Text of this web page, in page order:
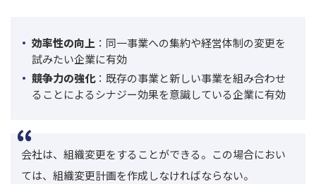
効率性の向上 ： 同一事業への集約や経営体制の変更を
試みたい企業に有効
競争力の強化：既存の事業と新しい事業を組み合わせ
ることによるシナジー効果を意識している企業に有効
会社は、組織変更をすることができる。この場合におい
ては、組織変更計画を作成しなければならない。